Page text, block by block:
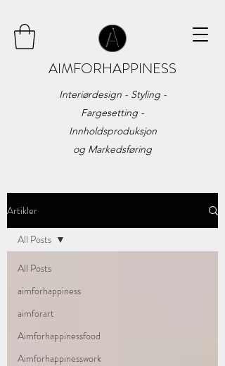
AIMFORHAPPINESS
Interiørdesign - Styling -
Fargesetting -
Innholdsproduksjon
og Markedsføring
Artikler
All Posts
aimforhappiness
aimforart
Aimforhappinessfood
Aimforhappinesswork
All Posts